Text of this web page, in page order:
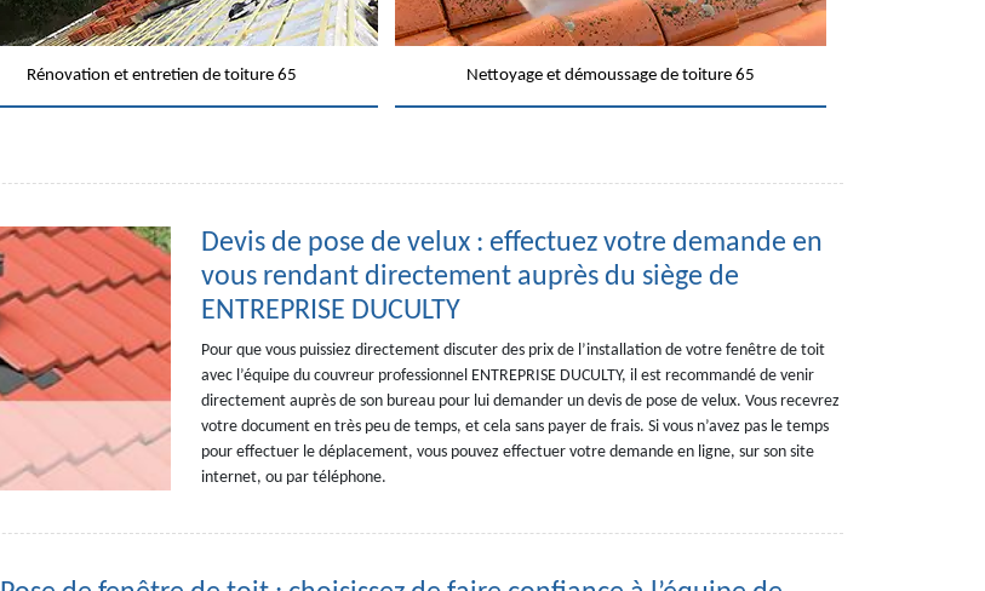
Rénovation et entretien de toiture 65 Nettoyage et démoussage de toiture 65
Devis de pose de velux : effectuez votre demande en
vous rendant directement auprès du siège de
ENTREPRISE DUCULTY
Pour que vous puissiez directement discuter des prix de l’installation de votre fenêtre de toit
avec l’équipe du couvreur professionnel ENTREPRISE DUCULTY, il est recommandé de venir
directement auprès de son bureau pour lui demander un devis de pose de velux. Vous recevrez
votre document en très peu de temps, et cela sans payer de frais. Si vous n’avez pas le temps
pour effectuer le déplacement, vous pouvez effectuer votre demande en ligne, sur son site
internet, ou par téléphone.